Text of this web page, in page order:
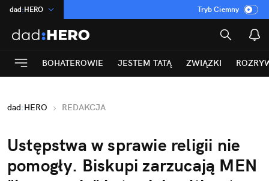
dad:HERO
:Temat
INN:Poland
ASZ:dziennik
Rozrywka
Tryb Ciemny
BOHATEROWIE JESTEM TATĄ ZWIĄZKI
dad:HERO REDAKCJA
Ustępstwa w sprawie religii nie
pomogły. Biskupi zarzucają MEN